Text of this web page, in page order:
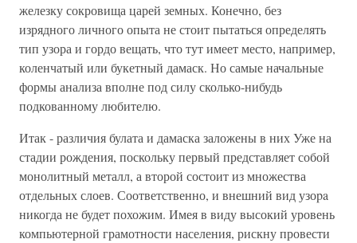
железку сокровища царей земных. Конечно, без
изрядного личного опыта не стоит пытаться определять
тип узора и гордо вещать, что тут имеет место, например,
коленчатый или букетный дамаск. Но самые начальные
формы анализа вполне под силу сколько-нибудь
подкованному любителю.
Итак - различия булата и дамаска заложены в них Уже на
стадии рождения, поскольку первый представляет собой
монолитный металл, а второй состоит из множества
отдельных слоев. Соответственно, и внешний вид узоpa
никогда не будет похожим. Имея в виду высокий уровень
компьютерной грамотности населения, рискну провести